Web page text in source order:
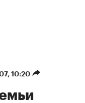
10:20